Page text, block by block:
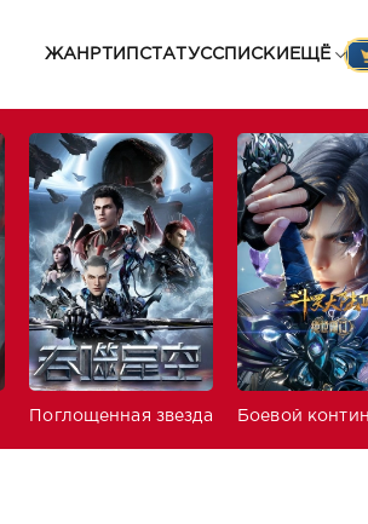
ЖАНРТИП СТАТУССПИСКИ ЕЩЁ
Поглощенная звезда